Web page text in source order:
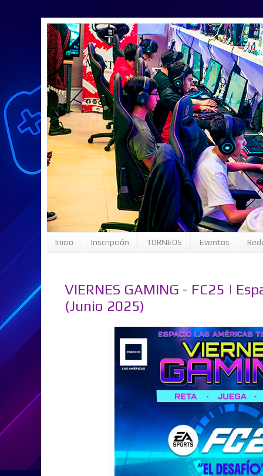
Inicio Inscripción TORNEOS Eventos
VIERNES GAMING - FC25 |
(Junio 2025)